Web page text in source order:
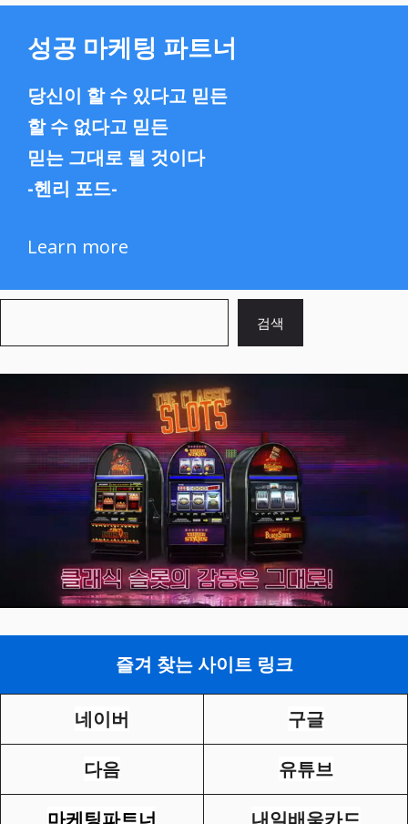
성공 마케팅 파트너
당신이 할 수 있다고 믿든
할 수 없다고 믿든
믿는 그대로 될 것이다
-헨리 포드-
Learn more
색
검색
즐겨 찾는 사이트 링크
네이버 구글
다음 유튜브
마케팅파트너 내일배움카드